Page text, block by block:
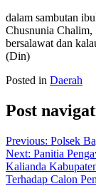
dalam sambutan
Chusnunia Chalim,
bersalawat dan
(Din)
Posted in Daerah
Post
Previous: Polsek
Next: Panitia
Kalianda
Terhadap Calon